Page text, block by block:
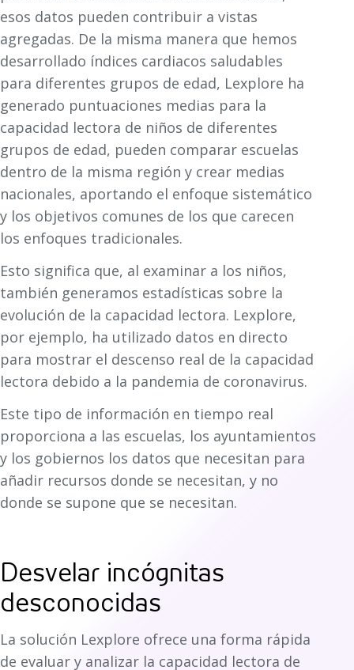
esos datos pueden contribuir a vistas
agregadas. De la misma manera que hemos
desarrollado índices cardiacos saludables
para diferentes grupos de edad, Lexplore ha
generado puntuaciones medias para la
capacidad lectora de niños de diferentes
grupos de edad, pueden comparar escuelas
dentro de la misma región y crear medias
nacionales, aportando el enfoque sistemático
y los objetivos comunes de los que carecen
los enfoques tradicionales.
Esto significa que, al examinar a los niños,
también generamos estadísticas sobre la
evolución de la capacidad lectora. Lexplore,
por ejemplo, ha utilizado datos en directo
para mostrar el descenso real de la capacidad
lectora debido a la pandemia de coronavirus.
Este tipo de información en tiempo real
proporciona a las escuelas, los ayuntamientos
y los gobiernos los datos que necesitan para
añadir recursos donde se necesitan, y no
donde se supone que se necesitan.
Desvelar incógnitas
desconocidas
La solución Lexplore ofrece una forma rápida
de evaluar y analizar la capacidad lectora de